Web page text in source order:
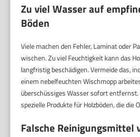
Zu viel Wasser auf
Böden
Viele machen den Fehler, Laminat oder
wischen. Zu viel Feuchtigkeit kann das
langfristig beschädigen. Vermeide das,
einem nebelfeuchten Wischmopp
überschüssiges Wasser sofort
spezielle Produkte für Holzböden, die die
Falsche Reinigungsmittel